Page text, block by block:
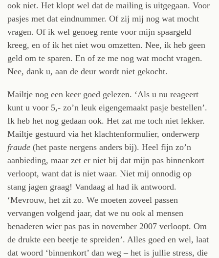
ook niet. Het klopt wel dat de mailing is uitgegaan. Voor
pasjes met dat eindnummer. Of zij mij nog wat mocht
vragen. Of ik wel genoeg rente voor mijn spaargeld
kreeg, en of ik het niet wou omzetten. Nee, ik heb geen
geld om te sparen. En of ze me nog wat mocht vragen.
Nee, dank u, aan de deur wordt niet gekocht.
Mailtje nog een keer goed gelezen. ‘Als u nu reageert
kunt u voor 5,- zo’n leuk eigengemaakt pasje bestellen’.
Ik heb het nog gedaan ook. Het zat me toch niet lekker.
Mailtje gestuurd via het klachtenformulier, onderwerp
fraude (het paste nergens anders bij). Heel fijn zo’n
aanbieding, maar zet er niet bij dat mijn pas binnenkort
verloopt, want dat is niet waar. Niet mij onnodig op
stang jagen graag! Vandaag al had ik antwoord.
‘Mevrouw, het zit zo. We moeten zoveel passen
vervangen volgend jaar, dat we nu ook al mensen
benaderen wier pas pas in november 2007 verloopt. Om
de drukte een beetje te spreiden’. Alles goed en wel, laat
dat woord ‘binnenkort’ dan weg – het is jullie stress, die